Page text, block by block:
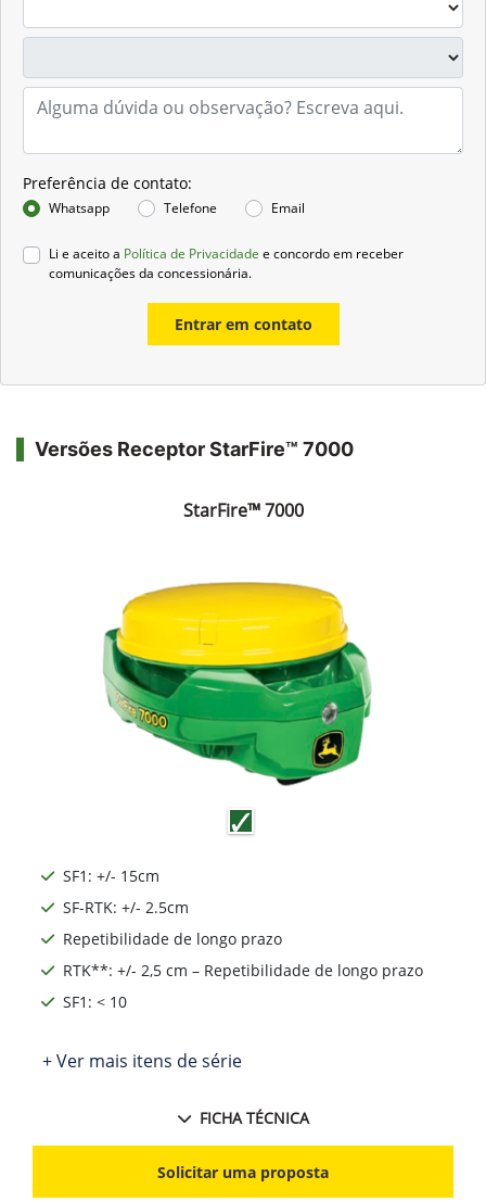
Preferência de contato:
Whatsapp Telefone Email
Li e aceito a Política de Privacidade e concordo em receber
comunicações da concessionária.
Entrar em contato
Versões Receptor StarFire™ 7000
StarFire™ 7000
SF1: +/- 15cm
SF-RTK: +/- 2.5cm
Repetibilidade de longo prazo
RTK**: +/- 2,5 cm – Repetibilidade de longo prazo
SF1: < 10
+ Ver mais itens de série
FICHA TÉCNICA
Solicitar uma proposta